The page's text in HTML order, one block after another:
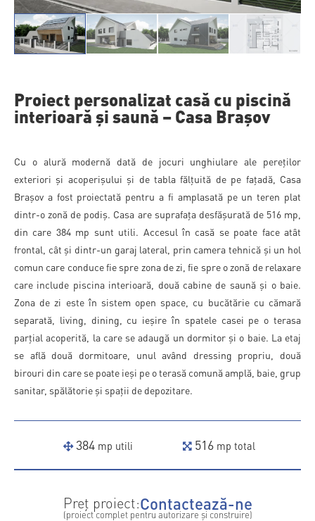
Proiect personalizat casă cu piscină
interioară și saună – Casa Brașov
Cu o alură modernă dată de jocuri unghiulare ale pereților
exteriori și acoperișului și de tabla fălțuită de pe fațadă, Casa
Brașov a fost proiectată pentru a fi amplasată pe un teren plat
dintr-o zonă de podiș. Casa are suprafața desfășurată de 516 mp,
din care 384 mp sunt utili. Accesul în casă se poate face atât
frontal, cât și dintr-un garaj lateral, prin camera tehnică și un hol
comun care conduce fie spre zona de zi, fie spre o zonă de relaxare
care include piscina interioară, două cabine de saună și o baie.
Zona de zi este în sistem open space, cu bucătărie cu cămară
separată, living, dining, cu ieșire în spatele casei pe o terasa
parțial acoperită, la care se adaugă un dormitor și o baie. La etaj
se află două dormitoare, unul având dressing propriu, două
birouri din care se poate ieși pe o terasă comună amplă, baie, grup
sanitar, spălătorie și spații de depozitare.
384 mp utili 516mp total
Preț proiect:Contactează-ne
(proiect complet pentru autorizare și construire)